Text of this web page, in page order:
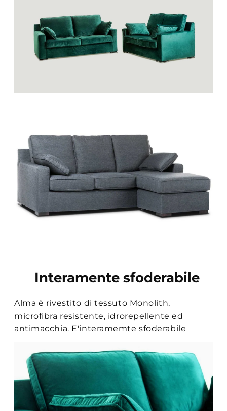
Interamente sfoderabile
Alma è rivestito di tessuto Monolith,
microfibra resistente, idrorepellente ed
antimacchia. E'interamemte sfoderabile